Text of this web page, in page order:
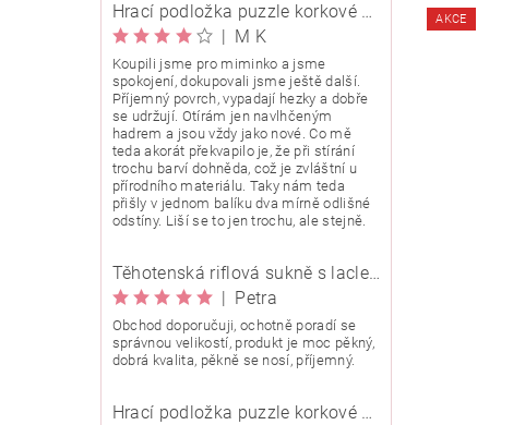
OBCHODNÍ PODMÍNKY INFORMACE O EVIDENCI
O NÁS KARIERA KLUB BABYSTORE
Hrací podložka puzzle korkové 120x120cm
| M K
Koupili jsme pro miminko a jsme
spokojení, dokupovali jsme ještě další.
Příjemný povrch, vypadají hezky a dobře
se udržují. Otírám jen navlhčeným
hadrem a jsou vždy jako nové. Co mě
teda akorát překvapilo je, že při stírání
trochu barví dohněda, což je zvláštní u
přírodního materiálu. Taky nám teda
přišly v jednom balíku dva mírně odlišné
odstíny. Liší se to jen trochu, ale stejně.
Těhotenská riflová sukně s laclem Rialto Wingles 01753
| Petra
Obchod doporučuji, ochotně poradí se
správnou velikostí, produkt je moc pěkný,
dobrá kvalita, pěkně se nosí, příjemný.
Hrací podložka puzzle korkové 90x90 cm
AKCE